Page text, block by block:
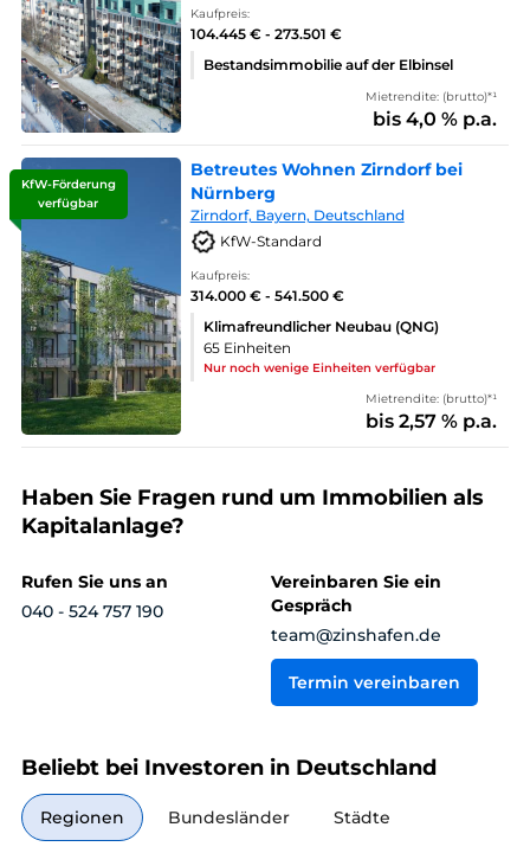
Kaufpreis:
104.445 € - 273.501 €
Bestandsimmobilie auf der Elbinsel
Mietrendite: (brutto)*¹
bis 4,0 % p.a.
KfW-Förderung
verfügbar
Betreutes Wohnen Zirndorf bei
Nürnberg
Zirndorf, Bayern, Deutschland
KfW-Standard
Kaufpreis:
314.000 € - 541.500 €
Klimafreundlicher Neubau (QNG)
65 Einheiten
Nur noch wenige Einheiten verfügbar
Mietrendite: (brutto)*¹
bis 2,57 % p.a.
Haben Sie Fragen rund um Immobilien als
Kapitalanlage?
Rufen Sie uns an
040 - 524 757 190
Vereinbaren Sie ein
Gespräch
team@zinshafen.de
Termin vereinbaren
Beliebt bei Investoren in Deutschland
Regionen Bundesländer Städte